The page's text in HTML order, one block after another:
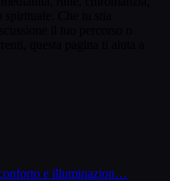
e illuminazion…